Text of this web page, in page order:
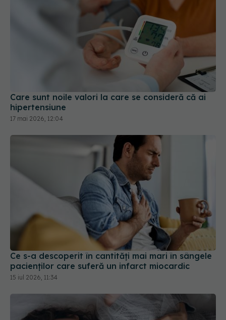
Care sunt noile valori la care se consideră că ai
Ce s-a descoperit în cantități mai mari în sângele
pacienților care suferă un infarct miocardic